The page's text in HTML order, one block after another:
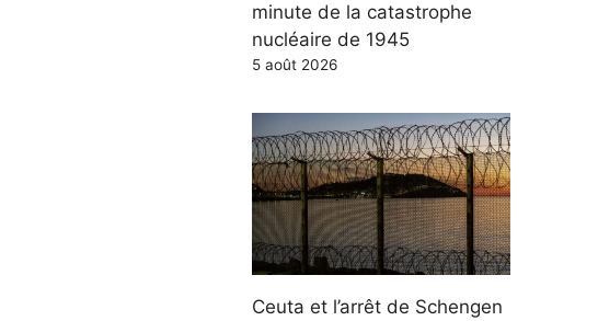
minute de la catastrophe
nucléaire de 1945
5 août 2026
Ceuta et l’arrêt de Schengen